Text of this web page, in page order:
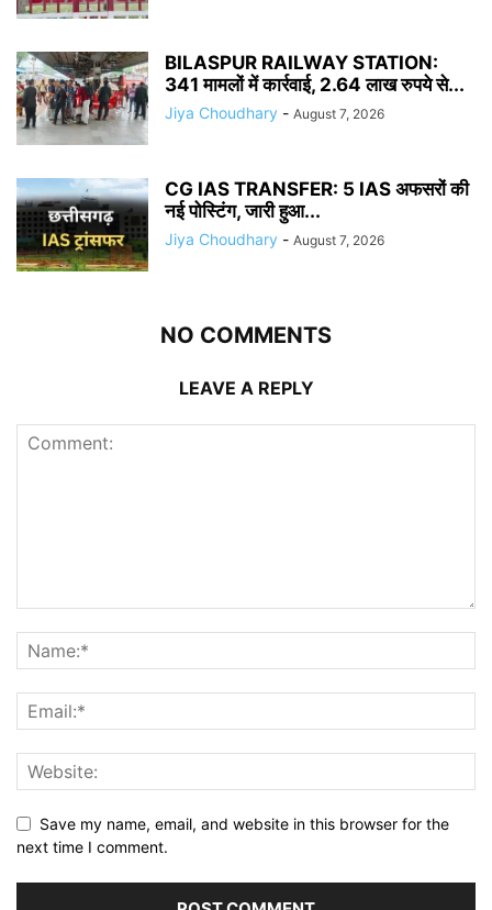
BILASPUR RAILWAY STATION:
341 मामलों में कार्रवाई, 2.64 लाख रुपये से...
Jiya Choudhary - August 7, 2026
CG IAS TRANSFER: 5 IAS अफसरों की
नई पोस्टिंग, जारी हुआ...
Jiya Choudhary - August 7, 2026
NO COMMENTS
LEAVE A REPLY
Save my name, email, and website in this browser for the
next time I comment.